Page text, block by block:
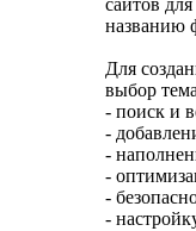
сайтов
названию
Для
выбор
- поиск и
-
-
-
-
-